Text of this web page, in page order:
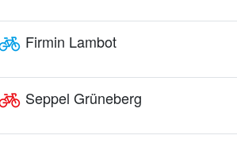
Firmin Lambot
Seppel Grüneberg